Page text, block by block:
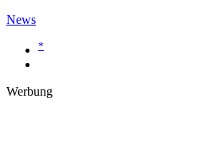
News
*
Werbung